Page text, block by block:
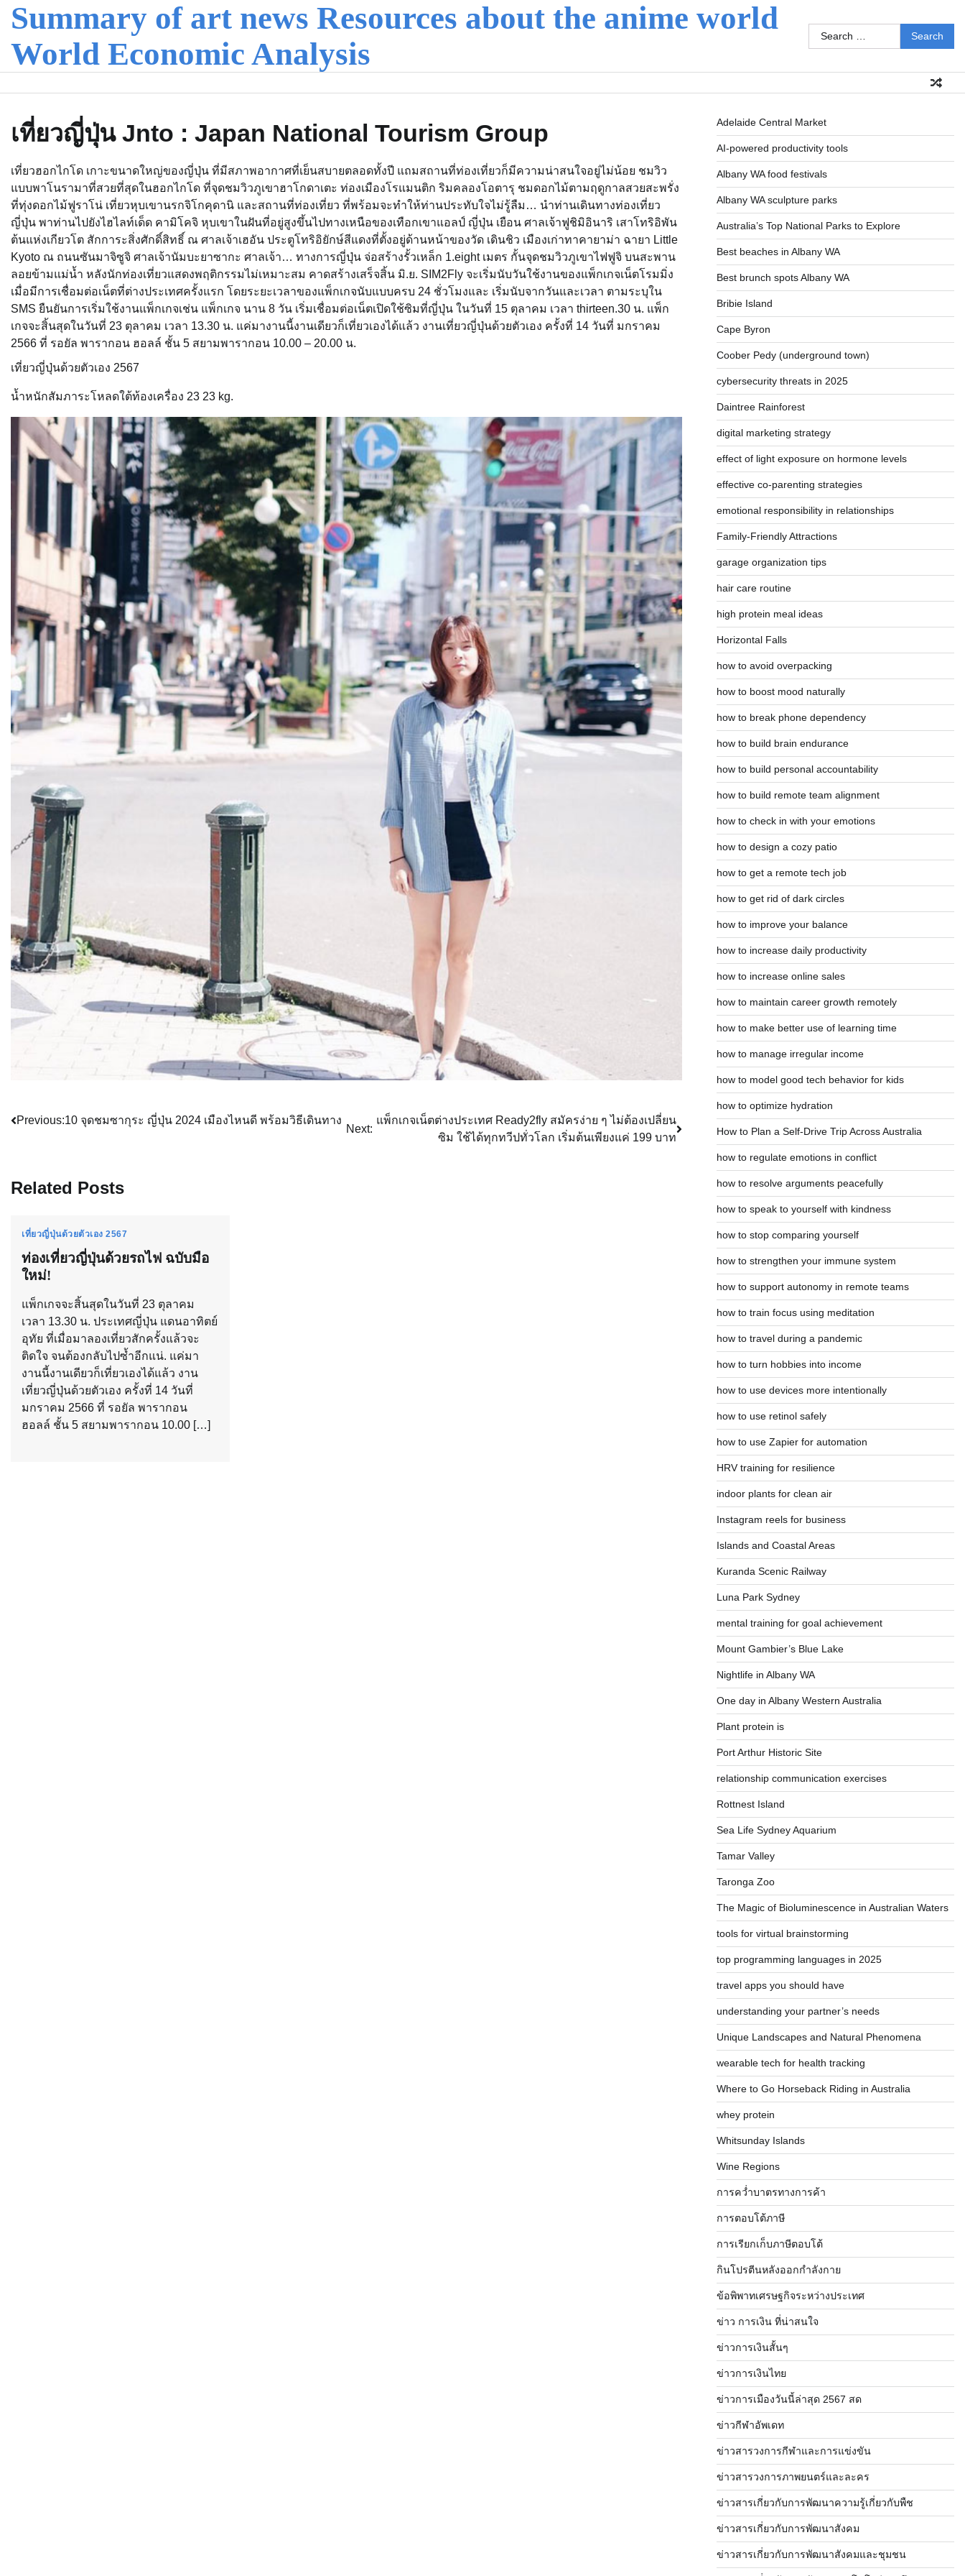
Skip
content
Summary of art news Resources about the anime world
World Economic Analysis
Search
for:
เที่ยวญี่ปุ่น Jnto : Japan National Tourism Group
เที่ยวฮอกไกโด เกาะขนาดใหญ่ของญี่ปุ่น ที่มีสภาพอากาศที่เย็นสบายตลอดทั้งปี แถมสถานที่ท่องเที่ยวก็มีความน่าสนใจอยู่ไม่น้อย ชมวิว
แบบพาโนรามาที่สวยที่สุดในฮอกไกโด ที่จุดชมวิวภูเขาฮาโกดาเตะ ท่องเมืองโรแมนติก ริมคลองโอตารุ ชมดอกไม้ตามฤดูกาลสวยสะพรั่ง
ที่ทุ่งดอกไม้ฟูราโน่ เที่ยวหุบเขานรกจิโกคุดานิ และสถานที่ท่องเที่ยว ที่พร้อมจะทำให้ท่านประทับใจไม่รู้ลืม… นำท่านเดินทางท่องเที่ยว
ญี่ปุ่น พาท่านไปยังไฮไลท์เด็ด คามิโคจิ หุบเขาในฝันที่อยู่สูงขึ้นไปทางเหนือของเทือกเขาแอลป์ ญี่ปุ่น เยือน ศาลเจ้าฟูชิมิอินาริ เสาโทริอิพัน
ต้นแห่งเกียวโต สักการะสิ่งศักดิ์สิทธิ์ ณ ศาลเจ้าเฮอัน ประตูโทริอิยักษ์สีแดงที่ตั้งอยู่ด้านหน้าของวัด เดินชิว เมืองเก่าทาคายาม่า ฉายา Little
Kyoto ณ ถนนซันมาจิซูจิ ศาลเจ้านัมบะยาซากะ ศาลเจ้า… ทางการญี่ปุ่น จ่อสร้างรั้วเหล็ก 1.eight เมตร กั้นจุดชมวิวภูเขาไฟฟูจิ บนสะพาน
ลอยข้ามแม่น้ำ หลังนักท่องเที่ยวแสดงพฤติกรรมไม่เหมาะสม คาดสร้างเสร็จสิ้น มิ.ย. SIM2Fly จะเริ่มนับวันใช้งานของแพ็กเกจเน็ตโรมมิ่ง
เมื่อมีการเชื่อมต่อเน็ตที่ต่างประเทศครั้งแรก โดยระยะเวลาของแพ็กเกจนับแบบครบ 24 ชั่วโมงและ เริ่มนับจากวันและเวลา ตามระบุใน
SMS ยืนยันการเริ่มใช้งานแพ็กเกจเช่น แพ็กเกจ นาน 8 วัน เริ่มเชื่อมต่อเน็ตเปิดใช้ซิมที่ญี่ปุ่น ในวันที่ 15 ตุลาคม เวลา thirteen.30 น. แพ็ก
เกจจะสิ้นสุดในวันที่ 23 ตุลาคม เวลา 13.30 น. แค่มางานนี้งานเดียวก็เที่ยวเองได้แล้ว งานเที่ยวญี่ปุ่นด้วยตัวเอง ครั้งที่ 14 วันที่ มกราคม
2566 ที่ รอยัล พารากอน ฮอลล์ ชั้น 5 สยามพารากอน 10.00 – 20.00 น.
เที่ยวญี่ปุ่นด้วยตัวเอง 2567
น้ำหนักสัมภาระโหลดใต้ท้องเครื่อง 23 23 kg.
Post
Previous:10 จุดชมซากุระ ญี่ปุ่น 2024 เมืองไหนดี พร้อมวิธีเดินทาง
Next:
แพ็กเกจเน็ตต่างประเทศ Ready2fly สมัครง่าย ๆ ไม่ต้องเปลี่ยน
ซิม ใช้ได้ทุกทวีปทั่วโลก เริ่มต้นเพียงแค่ 199 บาท
Related Posts
เที่ยวญี่ปุ่นด้วยตัวเอง 2567
ท่องเที่ยวญี่ปุ่นด้วยรถไฟ ฉบับมือ
ใหม่!
แพ็กเกจจะสิ้นสุดในวันที่ 23 ตุลาคม
เวลา 13.30 น. ประเทศญี่ปุ่น แดนอาทิตย์
อุทัย ที่เมื่อมาลองเที่ยวสักครั้งแล้วจะ
ติดใจ จนต้องกลับไปซ้ำอีกแน่. แค่มา
งานนี้งานเดียวก็เที่ยวเองได้แล้ว งาน
เที่ยวญี่ปุ่นด้วยตัวเอง ครั้งที่ 14 วันที่
มกราคม 2566 ที่ รอยัล พารากอน
ฮอลล์ ชั้น 5 สยามพารากอน 10.00 […]
Adelaide Central Market
AI-powered productivity tools
Albany WA food festivals
Albany WA sculpture parks
Australia’s Top National Parks to Explore
Best beaches in Albany WA
Best brunch spots Albany WA
Bribie Island
Cape Byron
Coober Pedy (underground town)
cybersecurity threats in 2025
Daintree Rainforest
digital marketing strategy
effect of light exposure on hormone levels
effective co-parenting strategies
emotional responsibility in relationships
Family-Friendly Attractions
garage organization tips
hair care routine
high protein meal ideas
Horizontal Falls
how to avoid overpacking
how to boost mood naturally
how to break phone dependency
how to build brain endurance
how to build personal accountability
how to build remote team alignment
how to check in with your emotions
how to design a cozy patio
how to get a remote tech job
how to get rid of dark circles
how to improve your balance
how to increase daily productivity
how to increase online sales
how to maintain career growth remotely
how to make better use of learning time
how to manage irregular income
how to model good tech behavior for kids
how to optimize hydration
How to Plan a Self-Drive Trip Across Australia
how to regulate emotions in conflict
how to resolve arguments peacefully
how to speak to yourself with kindness
how to stop comparing yourself
how to strengthen your immune system
how to support autonomy in remote teams
how to train focus using meditation
how to travel during a pandemic
how to turn hobbies into income
how to use devices more intentionally
how to use retinol safely
how to use Zapier for automation
HRV training for resilience
indoor plants for clean air
Instagram reels for business
Islands and Coastal Areas
Kuranda Scenic Railway
Luna Park Sydney
mental training for goal achievement
Mount Gambier’s Blue Lake
Nightlife in Albany WA
One day in Albany Western Australia
Plant protein is
Port Arthur Historic Site
relationship communication exercises
Rottnest Island
Sea Life Sydney Aquarium
Tamar Valley
Taronga Zoo
The Magic of Bioluminescence in Australian Waters
tools for virtual brainstorming
top programming languages in 2025
travel apps you should have
understanding your partner’s needs
Unique Landscapes and Natural Phenomena
wearable tech for health tracking
Where to Go Horseback Riding in Australia
whey protein
Whitsunday Islands
Wine Regions
การคว่ำบาตรทางการค้า
การตอบโต้ภาษี
การเรียกเก็บภาษีตอบโต้
กินโปรตีนหลังออกกำลังกาย
ข้อพิพาทเศรษฐกิจระหว่างประเทศ
ข่าว การเงิน ที่น่าสนใจ
ข่าวการเงินสั้นๆ
ข่าวการเงินไทย
ข่าวการเมืองวันนี้ล่าสุด 2567 สด
ข่าวกีฬาอัพเดท
ข่าวสารวงการกีฬาและการแข่งขัน
ข่าวสารวงการภาพยนตร์และละคร
ข่าวสารเกี่ยวกับการพัฒนาความรู้เกี่ยวกับพืช
ข่าวสารเกี่ยวกับการพัฒนาสังคม
ข่าวสารเกี่ยวกับการพัฒนาสังคมและชุมชน